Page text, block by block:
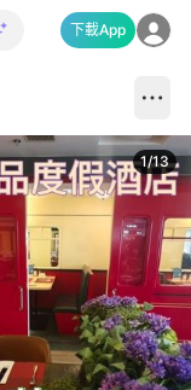
下載App
1/13